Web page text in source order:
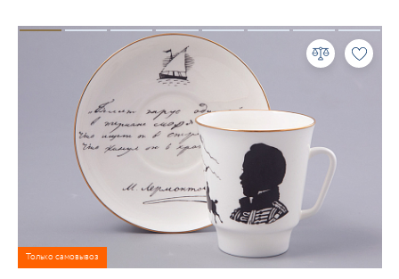
Только самовывоз